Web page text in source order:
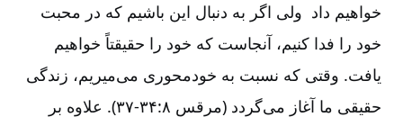
خواهیم داد ولی اگر به دنبال این باشیم که در محبت
خود را فدا کنیم، آنجاست که خود را حقیقتاً خواهیم
یافت. وقتی که نسبت به خودمحوری میمیریم، زندگی
حقیقی ما آغاز می
گردد (مرقس ۸:‏۳۴-‏‏‏‏‏۳۷). علاوه بر